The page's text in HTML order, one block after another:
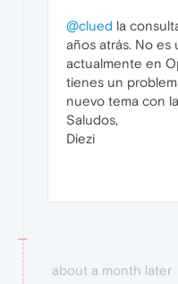
@clued la
años atrás. No
actualmente en
tienes un
nuevo tema con
Saludos,
Diezi
about a month later